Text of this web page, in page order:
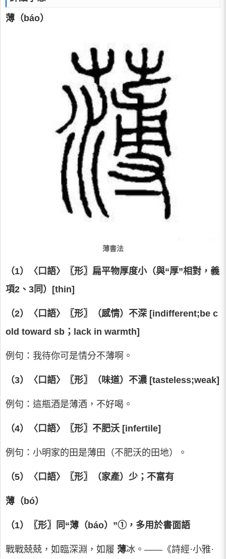
薄（báo）
薄書法
（1）〈口語〉〖形〗扁平物厚度小（與“厚”相對，義
項2、3同）[thin]
（2）〈口語〉〖形〗（感情）不深 [indifferent;be c
old toward sb；lack in warmth]
例句：我待你可是情分不薄啊。
（3）〈口語〉〖形〗（味道）不濃 [tasteless;weak]
例句：這瓶酒是薄酒，不好喝。
（4）〈口語〉〖形〗不肥沃 [infertile]
例句：小明家的田是薄田（不肥沃的田地）。
（5）〈口語〉〖形〗（家產）少；不富有
薄（bó）
（1）〖形〗同“薄（báo）”①，多用於書面語
戰戰兢兢，如臨深淵，如履 薄冰。——《詩經·小雅·